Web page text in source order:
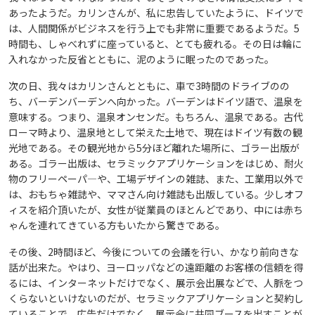
あったようだ。カリンさんが、私に忠告していたように、ドイツで
は、人間関係がビジネスを行う上でも非常に重要であるようだ。5
時間も、しゃべれずに座っていると、とても疲れる。その日は輪に
入れなかった反省とともに、泥のように眠ったのであった。
次の日、我々はカリンさんとともに、車で3時間のドライブのの
ち、バーデンバーデンへ向かった。バーデンはドイツ語で、温泉を
意味する。つまり、温泉オンセンだ。もちろん、温泉である。古代
ローマ時より、温泉地として栄えた土地で、現在はドイツ有数の観
光地である。その観光地から5分ほど離れた場所に、ゴラー出版が
ある。ゴラー出版は、セラミックアプリケーションをはじめ、耐火
物のフリーペーパ―や、工場デザインの雑誌、また、工業用以外で
は、おもちゃ雑誌や、ママさん向け雑誌も出版している。少しオフ
ィスを紹介頂いたが、女性が従業員のほとんどであり、中には赤ち
ゃんを連れてきている方もいたから驚きである。
その後、2時間ほど、今後についての会議を行い、かなり前向きな
話が出来た。やはり、ヨーロッパなどの遠距離のお客様の信頼を得
るには、インターネットだけでなく、展示会出展などで、人脈をつ
くらないといけないのだが、セラミックアプリケーションと契約し